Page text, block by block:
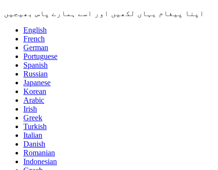
اپنا پیغام یہاں لکھیں اور اسے ہمارے پاس بھیجیں
English
French
German
Portuguese
Spanish
Russian
Japanese
Korean
Arabic
Irish
Greek
Turkish
Italian
Danish
Romanian
Indonesian